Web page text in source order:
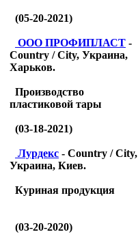
(05-20-2021)
ООО ПРОФИПЛАСТ -
Country / City, Украина,
Харьков.
Производство
пластиковой тары
(03-18-2021)
Лурдекс - Country / City,
Украина, Киев.
Куриная продукция
(03-20-2020)